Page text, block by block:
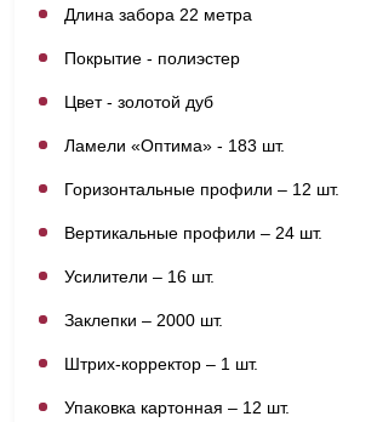
Длина забора 22 метра
Покрытие - полиэстер
Цвет - золотой дуб
Ламели «Оптима» - 183 шт.
Горизонтальные профили – 12 шт.
Вертикальные профили – 24 шт.
Усилители – 16 шт.
Заклепки – 2000 шт.
Штрих-корректор – 1 шт.
Упаковка картонная – 12 шт.